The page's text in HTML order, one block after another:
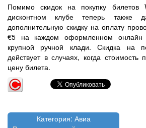
Помимо скидок на покупку билетов
дисконтном клубе теперь также
дополнительную скидку на оплату
€5 на каждом оформленном онлайн
крупной ручной клади. Скидка на
действует в случаях, когда стоимость
цену билета.
Категория: Авиа